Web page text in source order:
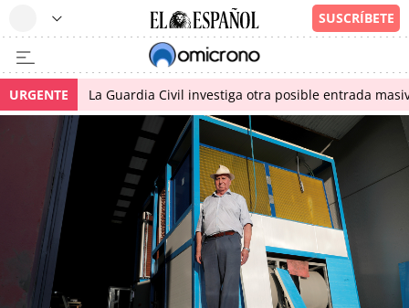
URGENTE La Guardia Civil investiga otra posible entrada